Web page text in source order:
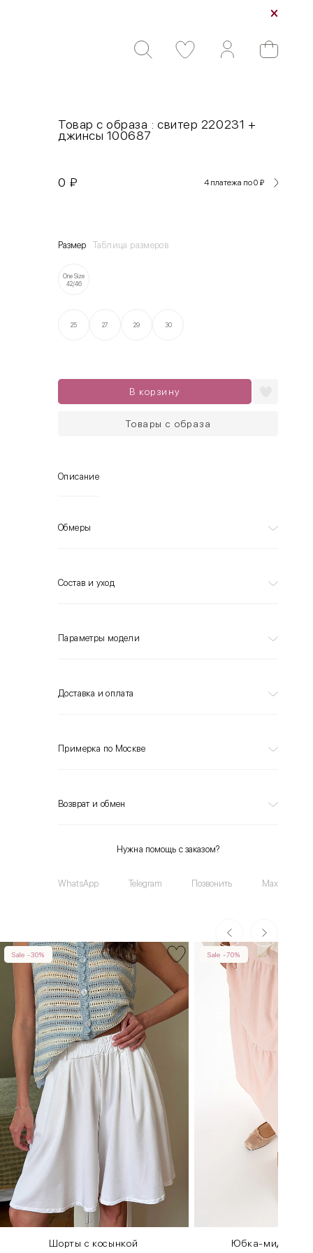
Товар с образа : свитер 220231 +
джинсы 100687
0 ₽ 4 платежа по 0 ₽
Размер Таблица размеров
One Size
42/46
25 27 29 30
В корзину
Товары с образа
Описание
Обмеры
Состав и уход
Параметры модели
Доставка и оплата
Примерка по Москве
Возврат и обмен
Нужна помощь с заказом?
WhatsApp Telegram Позвонить Max
Sale -30%
Шорты с косынкой
Sale -70%
Юбка-миди с